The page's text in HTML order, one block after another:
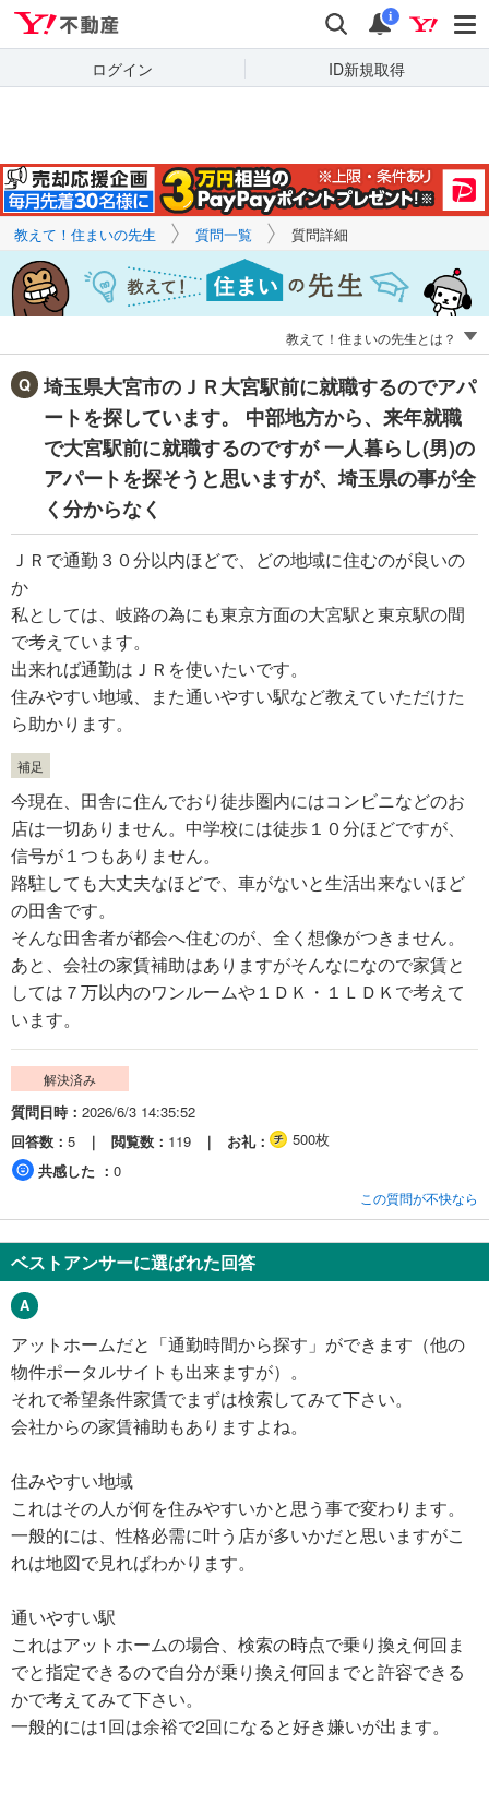
検索 通知
i
ログイン ID新規取得
キーワードで
質問を探す
教えて！住まいの先生 質問一覧 質問詳細
教えて！住まいの先生とは？
埼玉県大宮市のＪＲ大宮駅前に就職するのでアパ
ートを探しています。 中部地方から、来年就職
で大宮駅前に就職するのですが 一人暮らし(男)の
アパートを探そうと思いますが、埼玉県の事が全
く分からなく
ＪＲで通勤３０分以内ほどで、どの地域に住むのが良いの
か
私としては、岐路の為にも東京方面の大宮駅と東京駅の間
で考えています。
出来れば通勤はＪＲを使いたいです。
住みやすい地域、また通いやすい駅など教えていただけた
ら助かります。
補足
今現在、田舎に住んでおり徒歩圏内にはコンビニなどのお
店は一切ありません。中学校には徒歩１０分ほどですが、
信号が１つもありません。
路駐しても大丈夫なほどで、車がないと生活出来ないほど
の田舎です。
そんな田舎者が都会へ住むのが、全く想像がつきません。
あと、会社の家賃補助はありますがそんなになので家賃と
しては７万以内のワンルームや１ＤＫ・１ＬＤＫで考えて
います。
解決済み
質問日時
2026/6/3 14:35:52
回答数
5 閲覧数 119 お礼
500枚
共感した
0
この質問が不快なら
ベストアンサーに選ばれた回答
アットホームだと「通勤時間から探す」ができます（他の
物件ポータルサイトも出来ますが）。
それで希望条件家賃でまずは検索してみて下さい。
会社からの家賃補助もありますよね。
住みやすい地域
これはその人が何を住みやすいかと思う事で変わります。
一般的には、性格必需に叶う店が多いかだと思いますがこ
れは地図で見ればわかります。
通いやすい駅
これはアットホームの場合、検索の時点で乗り換え何回ま
でと指定できるので自分が乗り換え何回までと許容できる
かで考えてみて下さい。
一般的には1回は余裕で2回になると好き嫌いが出ます。